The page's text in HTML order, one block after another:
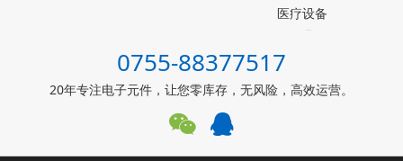
台产松术songhall
ST意法半导体
罗姆ROHM
医疗设备
仪器仪表
能源设施
0755-88377517
20年专注电子元件，让您零库存，无风险，高效运营。